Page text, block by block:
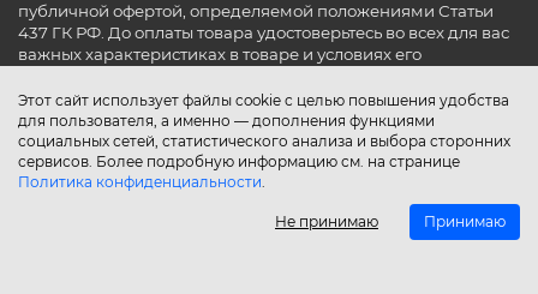
Этот сайт использует файлы cookie с целью повышения удобства
для пользователя, а именно — дополнения функциями
социальных сетей, статистического анализа и выбора сторонних
сервисов. Более подробную информацию см. на странице
Политика конфиденциальности.
Не принимаю Принимаю
публичной офертой, определяемой положениями Статьи
437 ГК РФ. До оплаты товара удостоверьтесь во всех для вас
важных характеристиках в товаре и условиях его